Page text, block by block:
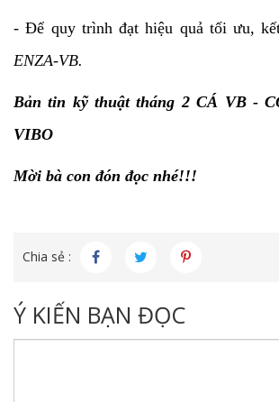
- Để quy trình đạt hiệu quả tối ưu,
ENZA-VB.
Bản tin kỹ thuật tháng 2 CÁ VB -
VIBO
Mời bà con đón đọc nhé!!!
Chia sẻ :
Ý KIẾN BẠN ĐỌC